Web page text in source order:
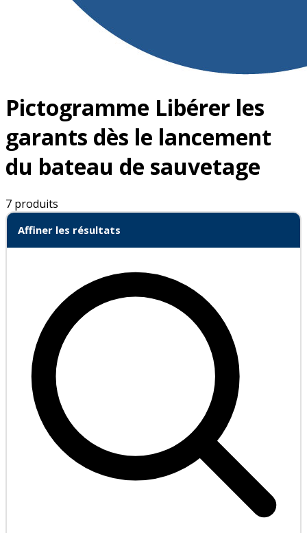
Pictogramme Libérer les
garants dès le lancement
du bateau de sauvetage
7 produits
Affiner les résultats